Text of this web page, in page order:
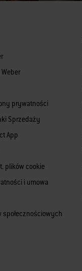
prywatności
Sprzedaży
App
plików cookie
i umowa
społecznościowych